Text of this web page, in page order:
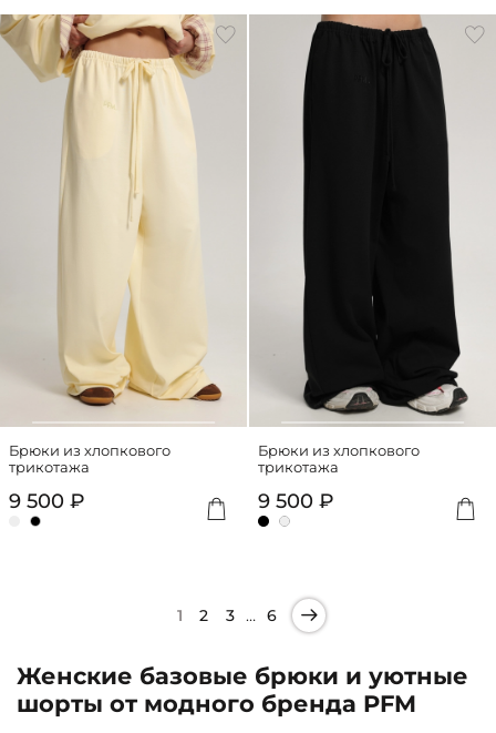
Брюки из хлопкового
трикотажа
9 500 ₽
Брюки из хлопкового
трикотажа
9 500 ₽
1 2 3 … 6
Женские базовые брюки и уютные
шорты от модного бренда PFM